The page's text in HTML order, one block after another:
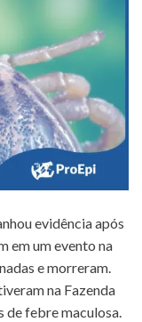
evidência após
em um evento na
e morreram.
na Fazenda
de febre maculosa.